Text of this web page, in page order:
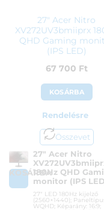
27″ Acer Nitro
XV272UV3bmiiprx
QHD Gaming
(IPS LED)
67 700 Ft
KOSÁRBA
Rendelésre
Összevet
KOSÁRBA
27″ Acer Nitro
180Hz QHD
monitor (IPS
27″ LED 180Hz kijelző
(2560×1440);
WQHD; Képarány: 16:9;